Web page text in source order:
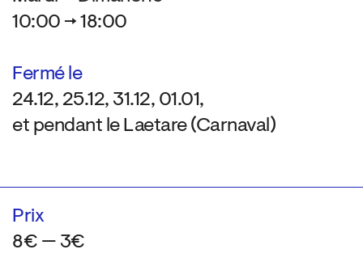
10:00 → 18:00
Fermé le
24.12, 25.12, 31.12, 01.01,
et pendant le Laetare (Carnaval)
Prix
8€ — 3€